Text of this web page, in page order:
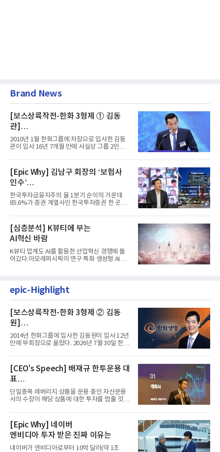
Brand News
[보스상륙작전-한화 3형제 ① 김동
관]
입사 16년 만에 수석부회장 … 경영승
계 ‘초읽기’
2010년 1월 한화그룹에 차장으로 입사한 김동
관이 입사 16년 7개월 만에 사실상 그룹 2인자
[Epic Why] 김남구 회장의 ‘보험사
인수’
발걸음이 신중해진 배경은?
한국투자금융지주의 올 1분기 순이익 가운데
85.6%가 증권 계열사인 한국투자증권 한 곳에
[심층분석] K뷰티에 부는
AI혁신 바람
K뷰티 업계도 AI를 활용한 산업혁신 경쟁에 들
어갔다.아모레퍼시픽이 연구 특화 생성형 AI 플
epic-Highlight
[보스상륙작전-한화 3형제 ② 김동
원]
입사 12년 만에 금융계열 수장 등극
2014년 한화그룹에 입사한 김동원이 입사 12년
만에 부회장으로 올랐다. 2026년 7월 30일 한화
[CEO's Speech] 배재규 한투운용 대
표
“개별종목 레버리지 투자 지금이라도
멈춰라”
단일종목 레버리지 상품을 운용 중인 자산운용
사의 수장이 해당 상품에 대한 투자를 멈출 것을
[Epic Why] 네이버
엔비디아 투자 받은 진짜 이유는
네이버가 엔비디아로부터 10억 달러(약 1조